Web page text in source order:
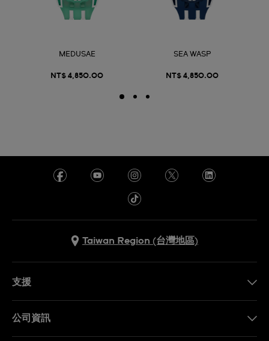
MEDUSAE
NT$ 4,850.00
SEA WASP
NT$ 4,850.00
Taiwan Region (台灣地區)
支援
公司資訊